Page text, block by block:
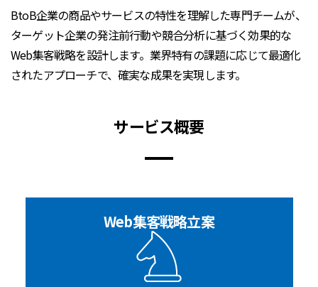
BtoB企業の商品やサービスの特性を理解した専門チームが、
ターゲット企業の発注前行動や競合分析に基づく効果的な
Web集客戦略を設計します。業界特有の課題に応じて最適化
されたアプローチで、確実な成果を実現します。
サービス概要
Web集客戦略立案